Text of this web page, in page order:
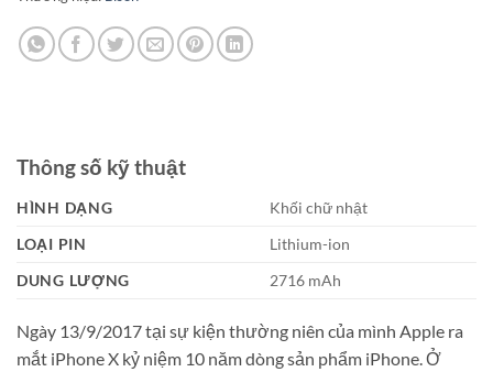
Thông số kỹ thuật
HÌNH DẠNG
Khối chữ nhật
LOẠI PIN
Lithium-ion
DUNG LƯỢNG
2716 mAh
Ngày 13/9/2017 tại sự kiện thường niên của mình Apple ra
mắt iPhone X kỷ niệm 10 năm dòng sản phẩm iPhone. Ở